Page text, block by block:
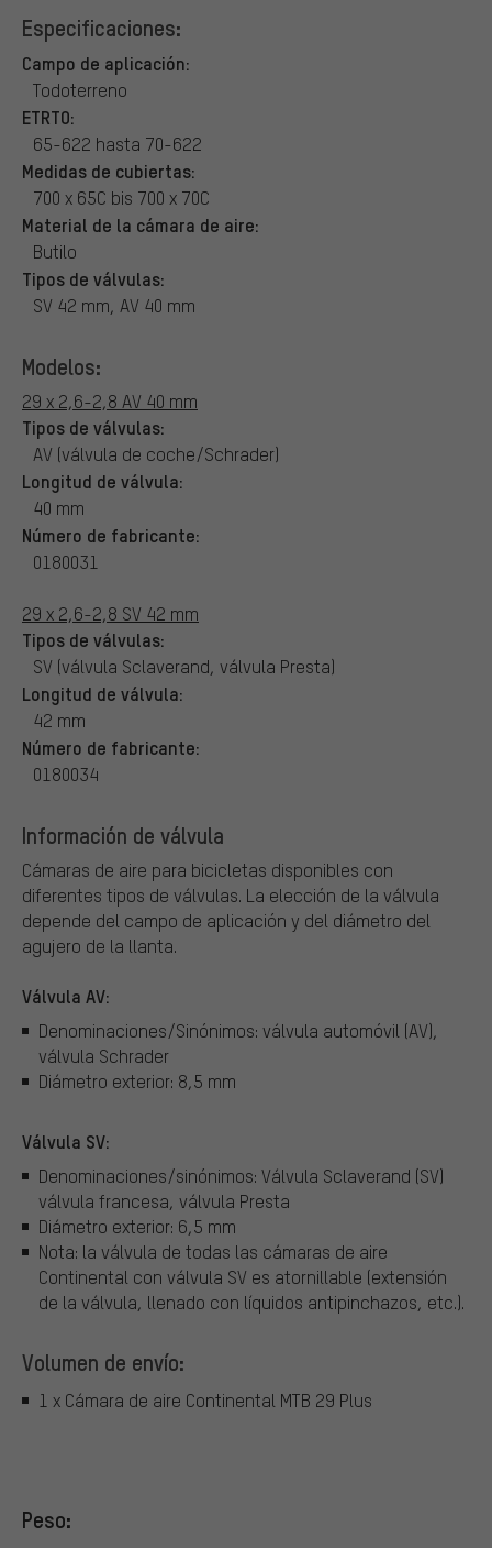
Especificaciones:
Campo de aplicación:
Todoterreno
ETRTO:
65-622 hasta 70-622
Medidas de cubiertas:
700 x 65C bis 700 x 70C
Material de la cámara de aire:
Butilo
Tipos de válvulas:
SV 42 mm, AV 40 mm
Modelos:
29 x 2,6-2,8 AV 40 mm
Tipos de válvulas:
AV (válvula de coche/Schrader)
Longitud de válvula:
40 mm
Número de fabricante:
0180031
29 x 2,6-2,8 SV 42 mm
Tipos de válvulas:
SV (válvula Sclaverand, válvula Presta)
Longitud de válvula:
42 mm
Número de fabricante:
0180034
Información de válvula
Cámaras de aire para bicicletas disponibles con
diferentes tipos de válvulas. La elección de la válvula
depende del campo de aplicación y del diámetro del
agujero de la llanta.
Válvula AV:
Denominaciones/Sinónimos: válvula automóvil (AV),
válvula Schrader
Diámetro exterior: 8,5 mm
Válvula SV:
Denominaciones/sinónimos: Válvula Sclaverand (SV)
válvula francesa, válvula Presta
Diámetro exterior: 6,5 mm
Nota: la válvula de todas las cámaras de aire
Continental con válvula SV es atornillable (extensión
de la válvula, llenado con líquidos antipinchazos, etc.).
Volumen de envío:
1 x Cámara de aire Continental MTB 29 Plus
Peso: